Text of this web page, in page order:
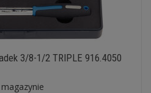
3/8-1/2 TRIPLE 916.4050